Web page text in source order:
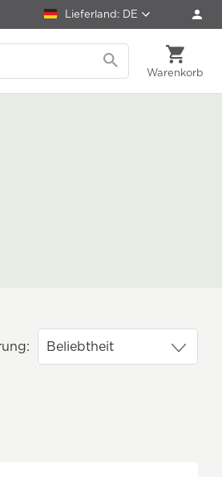
Lieferland: DE
Warenkorb